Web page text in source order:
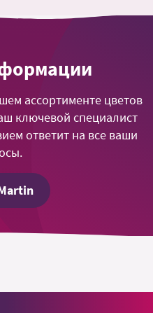
ассортименте цветов
ключевой специалист
ответит на все ваши